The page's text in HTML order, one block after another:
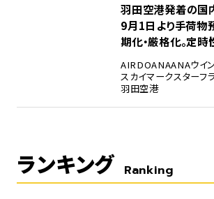
羽田空港発着の国
9月1日より手荷物
期化・厳格化。定
AIRDOANAANAウイ
スカイマークスターフ
羽田空港
ランキング Ranking